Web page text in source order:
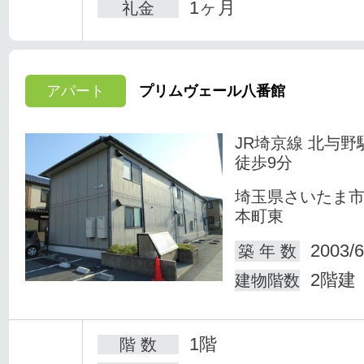
礼金 1ヶ月
アパート プリムヴェール八番館
JR埼京線 北与野
徒歩9分
埼玉県さいたま
本町東
築 年 数
2003/
建物階数 2階建
階 数
1階